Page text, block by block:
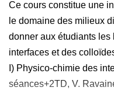
Ce cours constitue une
le domaine des milieux
donner aux étudiants
interfaces et des
I) Physico-chimie des
séances+2TD, V.